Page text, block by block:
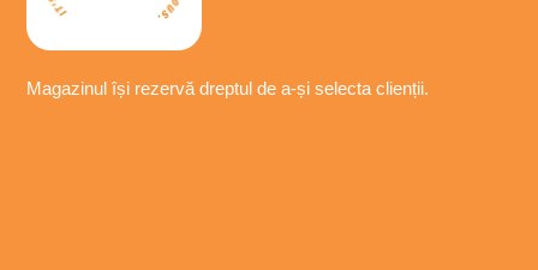
Magazinul își rezervă dreptul de a-și selecta clienții.